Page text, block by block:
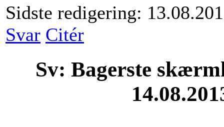
Sidste redigering:
Svar Citér
Sv: Bagerste